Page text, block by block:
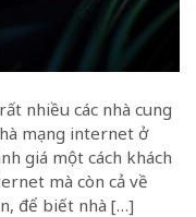
nhiều các nhà cung
mạng internet ở
giá một cách khách
mà còn cả về
để biết nhà […]